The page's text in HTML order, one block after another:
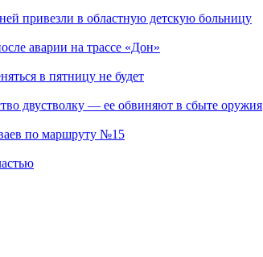
привезли в областную детскую больницу
аварии на трассе «Дон»
в пятницу не будет
двустволку — ее обвиняют в сбыте оружия
по маршруту №15